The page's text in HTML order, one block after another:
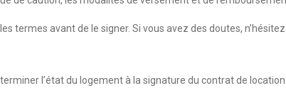
termes avant de le signer. Si vous avez des doutes,
l’état du logement à la signature du contrat de